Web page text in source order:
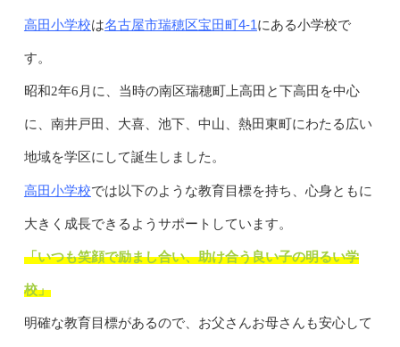
高田小学校は名古屋市瑞穂区宝田町4-1にある小学校で
す。
昭和2年6月に、当時の南区瑞穂町上高田と下高田を中心
に、南井戸田、大喜、池下、中山、熱田東町にわたる広い
地域を学区にして誕生しました。
高田小学校では以下のような教育目標を持ち、心身ともに
大きく成長できるようサポートしています。
「いつも笑顔で励まし合い、助け合う良い子の明るい学
校」
明確な教育目標があるので、お父さんお母さんも安心して